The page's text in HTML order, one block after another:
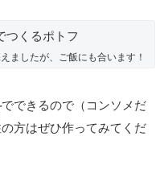
ましたが、ご飯にも合います！
でできるので（コンソメだ
方はぜひ作ってみてくだ